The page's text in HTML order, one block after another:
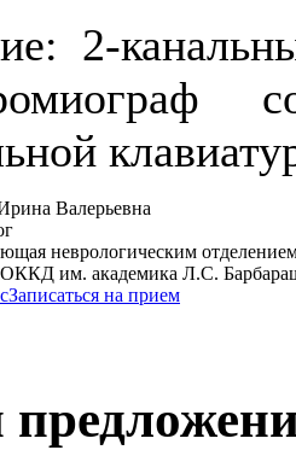
2-
Валерьевна
неврологическим
им. академика Л.С.
Записаться на прием